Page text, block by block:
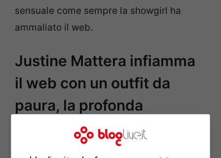
sensuale come sempre la showgirl ha
ammaliato il web.
Justine Mattera infiamma
il web con un outfit da
paura, la profonda
scollatura esalta ‘bombe’